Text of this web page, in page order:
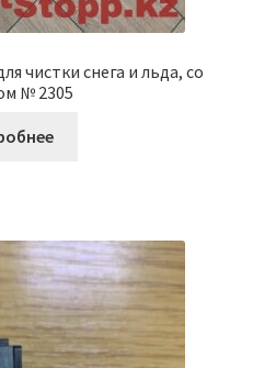
чистки снега и льда, со
№ 2305